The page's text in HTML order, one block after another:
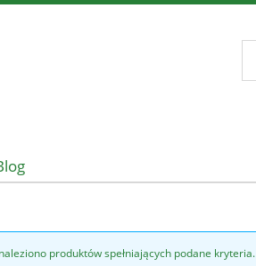
produktów spełniających podane kryteria.